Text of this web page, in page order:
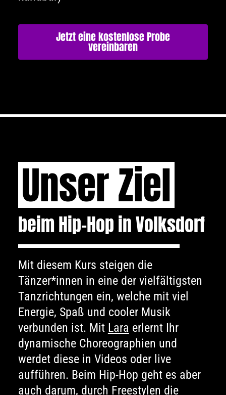
Jetzt eine kostenlose Probe
vereinbaren
Unser Ziel
beim Hip-Hop in Volksdorf
Mit diesem Kurs steigen die
Tänzer*innen in eine der viel­fältigsten
Tanz­richtungen ein, welche mit viel
Energie, Spaß und cooler Musik
verbunden ist. Mit Lara erlernt Ihr
dynamische Choreo­graphien und
werdet diese in Videos oder live
aufführen. Beim Hip-Hop geht es aber
auch darum, durch Freestylen die